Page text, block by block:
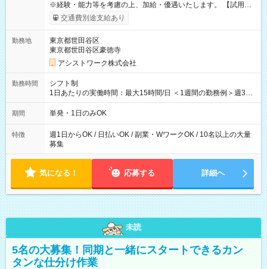
※経験・能力等を考慮の上、加給・優遇いたします。 【試用期
間】試用期間なし
交通費別途支給あり
勤務地
東京都世田谷区
東京都世田谷区豪徳寺
アシストワーク株式会社
勤務時間
シフト制
1日あたりの実働時間：最大15時間/日 ＜1週間の勤務例＞週3回
勤務 勤務：月・水・金 休み：火・木・土・日 好きな時にお仕事
可能です！ ※1日あたりの最大実働時間は日勤、夜勤共に勤務し
期間 単発・1日のみOK
特徴
週1日からOK / 日払いOK / 副業・WワークOK / 10名以上の大量
募集
気になる！ 応募する 詳細へ
未読
5名の大募集！同期と一緒にスタートできるカン
タンな仕分け作業